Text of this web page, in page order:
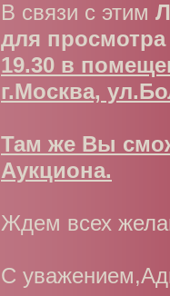
В связи с этим
для
19.30 в
г.Москва,
Там же Вы
Аукциона.
Ждем всех
С